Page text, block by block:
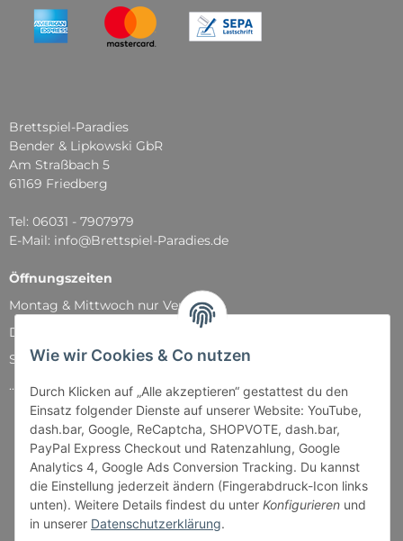
Wie wir Cookies & Co nutzen
Durch Klicken auf „Alle akzeptieren“ gestattest du den
Einsatz folgender Dienste auf unserer Website: YouTube,
dash.bar, Google, ReCaptcha, SHOPVOTE, dash.bar,
PayPal Express Checkout und Ratenzahlung, Google
Analytics 4, Google Ads Conversion Tracking. Du kannst
die Einstellung jederzeit ändern (Fingerabdruck-Icon links
unten). Weitere Details findest du unter Konfigurieren und
in unserer Datenschutzerklärung.
Brettspiel-Paradies
Bender & Lipkowski GbR
Am Straßbach 5
61169 Friedberg
Tel: 06031 - 7907979
E-Mail: info@Brettspiel-Paradies.de
Öffnungszeiten
Montag & Mittwoch nur Versand
Dienstag, Donnerstag und Freitag: 11:00 - 18:30 Uhr
Samstag: 11:00 - 14:00 Uhr
...und natürlich während unserer Events